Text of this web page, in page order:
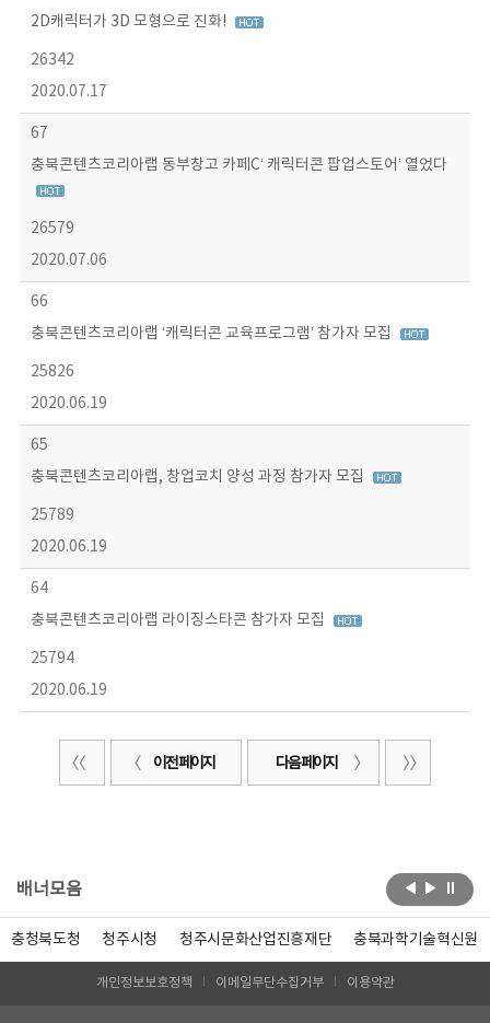
2D캐릭터가 3D 모형으로 진화!
26342
2020.07.17
67
충북콘텐츠코리아랩 동부창고 카페C‘ 캐릭터콘 팝업스토어’ 열었다
26579
2020.07.06
66
충북콘텐츠코리아랩 ‘캐릭터콘 교육프로그램’ 참가자 모집
25826
2020.06.19
65
충북콘텐츠코리아랩, 창업코치 양성 과정 참가자 모집
25789
2020.06.19
64
충북콘텐츠코리아랩 라이징스타콘 참가자 모집
25794
2020.06.19
이전 페이지 다음 페이지
배너모음
충청북도청 청주시청 청주시문화산업진흥재단 충북과학기술혁신원
개인정보보호정책 이메일무단수집거부 이용약관